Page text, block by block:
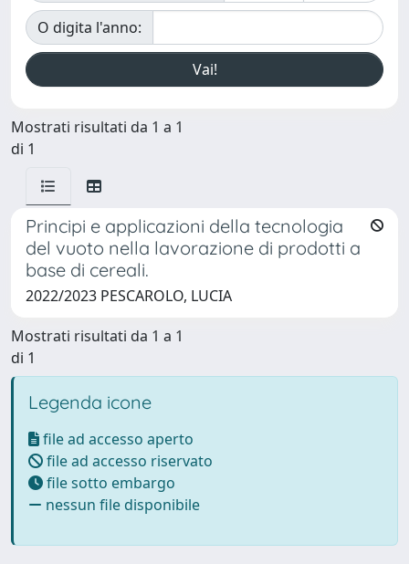
O digita l'anno:
Mostrati risultati da 1 a 1
di 1
Principi e applicazioni della tecnologia
del vuoto nella lavorazione di prodotti a
base di cereali.
2022/2023 PESCAROLO, LUCIA
Mostrati risultati da 1 a 1
di 1
Legenda icone
file ad accesso aperto
file ad accesso riservato
file sotto embargo
nessun file disponibile